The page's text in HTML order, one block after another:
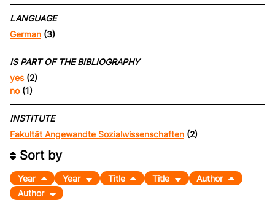
LANGUAGE
German (3)
IS PART OF THE BIBLIOGRAPHY
yes(2)
no(1)
INSTITUTE
Fakultät Angewandte Sozialwissenschaften (2)
Sort by
Year Year Title Title
Author
Author